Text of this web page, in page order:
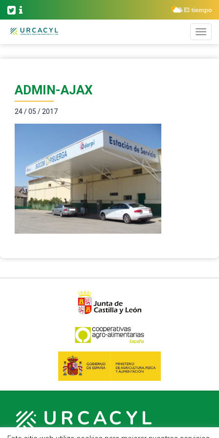
ADMIN-AJAX
24 / 05 / 2017